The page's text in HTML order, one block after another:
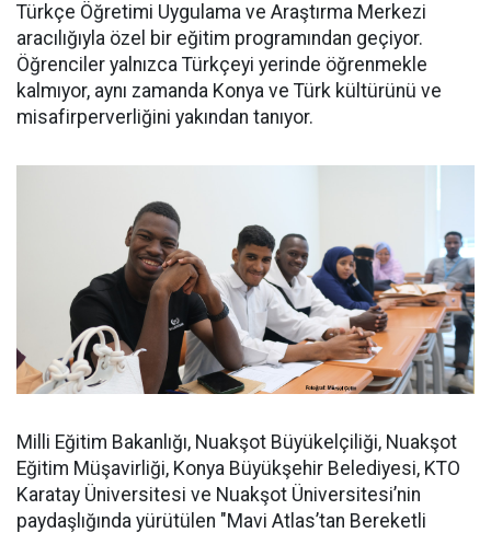
Türkçe Öğretimi Uygulama ve Araştırma Merkezi
aracılığıyla özel bir eğitim programından geçiyor.
Öğrenciler yalnızca Türkçeyi yerinde öğrenmekle
kalmıyor, aynı zamanda Konya ve Türk kültürünü ve
misafirperverliğini yakından tanıyor.
Milli Eğitim Bakanlığı, Nuakşot Büyükelçiliği, Nuakşot
Eğitim Müşavirliği, Konya Büyükşehir Belediyesi, KTO
Karatay Üniversitesi ve Nuakşot Üniversitesi’nin
paydaşlığında yürütülen "Mavi Atlas’tan Bereketli